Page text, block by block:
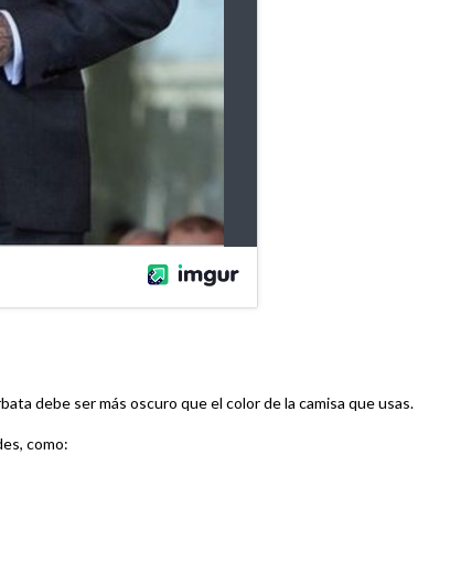
debe ser más oscuro que el color de la camisa que usas.
como: